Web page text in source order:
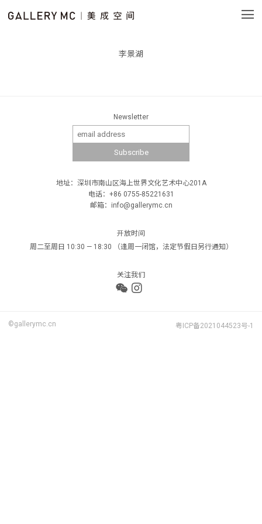
李景湖
Newsletter
地址：深圳市南山区海上世界文化艺术中心201A
电话：+86 0755-85221631
邮箱：info@gallerymc.cn
开放时间
周二至周日 10:30 — 18:30 （逢周一闭馆，法定节假日另行通知）
关注我们
©gallerymc.cn 粤ICP备2021044523号-1